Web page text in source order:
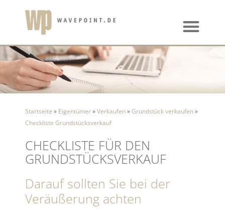
Startseite » Eigentümer»Verkaufen»Grundstück verkaufen»
Checkliste Grundstücksverkauf
CHECKLISTE FÜR DEN
GRUNDSTÜCKSVERKAUF
Darauf sollten Sie bei der
Veräußerung achten